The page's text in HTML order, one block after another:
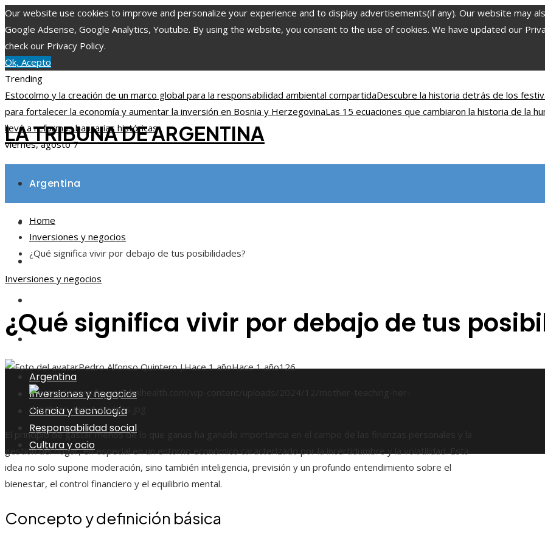
Our website use cookies to improve and personalize your experience and to display advertisements(if any). Our website may
Google Adsense, Google Analytics, Youtube. By using the website, you consent to the use of cookies. We have updated our
check our Privacy Policy.
Ok, Acepto
Trending
Estocolmo y la creación de un marco global para la responsabilidad ambiental compartidaDescubre la historia detrás de los
para fortalecer la economía y aumentar la inversión en Bosnia y HerzegovinaLas 15 ecuaciones que cambiaron la historia de la
llevó a reformas bancarias históricas
viernes, agosto 7
LA TRIBUNA DE ARGENTINA
Argentina
Inversiones y negocios
Ciencia y tecnología
Cultura y ocio
Argentina
Inversiones y negocios
Ciencia y tecnología
Responsabilidad social
Cultura y ocio
Home
Inversiones y negocios
¿Qué significa vivir por debajo de tus posibilidades?
Inversiones y negocios
¿Qué significa vivir por debajo de tus
Pedro Alfonso Quintero J.Hace 1 añoHace 1 año126
El principio de gastar menos de lo que ganas ha ganado importancia en el campo de las finanzas personales y la
gestión del hogar, en especial en un entorno económico caracterizado por la incertidumbre y la volatilidad. Esta
idea no solo supone moderación, sino también inteligencia, previsión y un profundo entendimiento sobre el
bienestar, el control financiero y el equilibrio mental.
Concepto y definición básica